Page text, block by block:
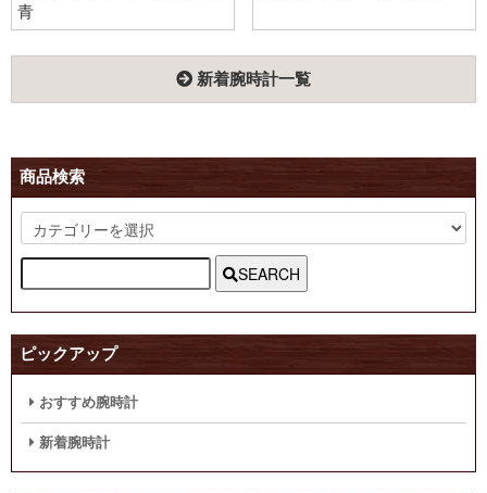
青
新着腕時計一覧
商品検索
SEARCH
ピックアップ
おすすめ腕時計
新着腕時計